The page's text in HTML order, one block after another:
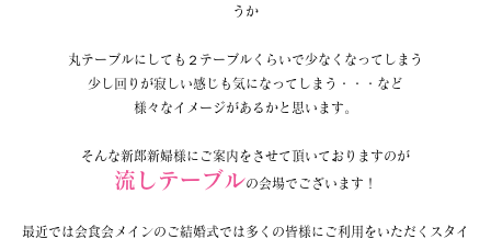
うか
丸テーブルにしても２テーブルくらいで少なくなってしまう
少し回りが寂しい感じも気になってしまう・・・など
様々なイメージがあるかと思います。
そんな新郎新婦様にご案内をさせて頂いておりますのが
流しテーブルの会場でございます！
最近では会食会メインのご結婚式では多くの皆様にご利用をいただくスタイ